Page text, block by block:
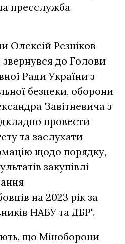
пресслужба
Олексій Резніков
до Голови
Ради України з
безпеки, оборони
Завітневича з
провести
та заслухати
щодо порядку,
закупівлі
на 2023 рік за
НАБУ та ДБР".
що Міноборони